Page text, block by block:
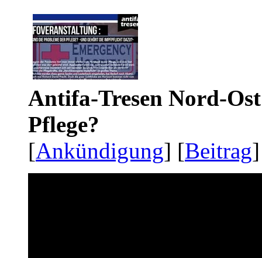
Antifa-Tresen Nord-
Pflege?
[Ankündigung] [Beitrag